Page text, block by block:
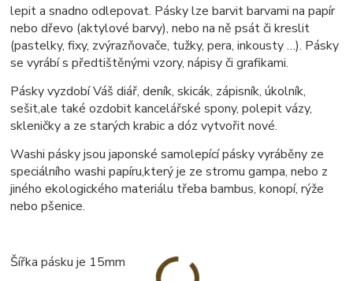
lepit a snadno odlepovat. Pásky lze barvit barvami na papír
nebo dřevo (aktylové barvy), nebo na ně psát či kreslit
(pastelky, fixy, zvýrazňovače, tužky, pera, inkousty …). Pásky
se vyrábí s předtištěnými vzory, nápisy či grafikami.
Pásky vyzdobí Váš diář, deník, skicák, zápisník, úkolník,
sešit,ale také ozdobit kancelářské spony, polepit vázy,
skleničky a ze starých krabic a dóz vytvořit nové.
Washi pásky jsou japonské samolepící pásky vyráběny ze
speciálního washi papíru,který je ze stromu gampa, nebo z
jiného ekologického materiálu třeba bambus, konopí, rýže
nebo pšenice.
Šířka pásku je 15mm